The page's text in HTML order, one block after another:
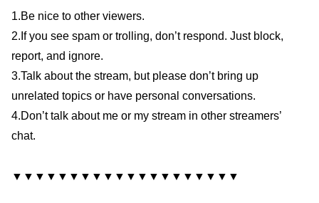
1.Be nice to other viewers.
2.If you see spam or trolling, don’t respond. Just block,
report, and ignore.
3.Talk about the stream, but please don’t bring up
unrelated topics or have personal conversations.
4.Don’t talk about me or my stream in other streamers’
chat.
▼▼▼▼▼▼▼▼▼▼▼▼▼▼▼▼▼▼▼▼